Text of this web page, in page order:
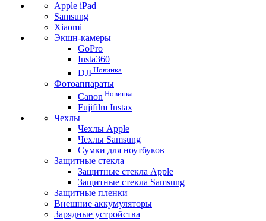
Apple iPad
Samsung
Xiaomi
Экшн-камеры
GoPro
Insta360
DJI Новинка
Фотоаппараты
Canon Новинка
Fujifilm Instax
Чехлы
Чехлы Apple
Чехлы Samsung
Сумки для ноутбуков
Защитные стекла
Защитные стекла Apple
Защитные стекла Samsung
Защитные пленки
Внешние аккумуляторы
Зарядные устройства